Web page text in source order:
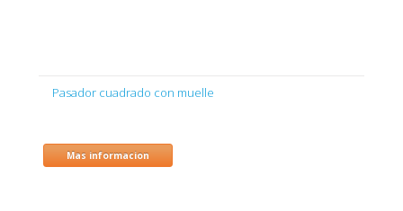
Pasador cuadrado con muelle
Mas informacion